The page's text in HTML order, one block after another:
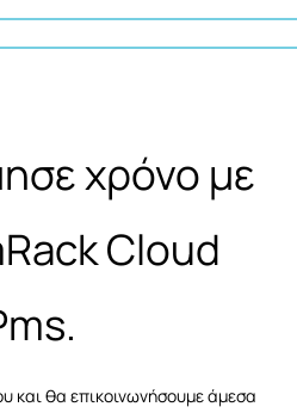
χρόνο με
Cloud
και θα επικοινωνήσουμε άμεσα